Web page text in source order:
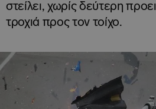
στείλει, χωρίς δεύτερη
τροχιά προς τον τοίχο.